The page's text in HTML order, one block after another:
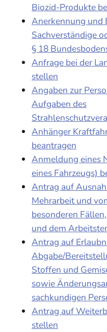
Biozid-Produkte
Anerkennung und
Sachverständige
§ 18
Anfrage bei der
stellen
Angaben zur
Aufgaben des
Anhänger
beantragen
Anmeldung eines
eines Fahrzeugs)
Antrag auf
Mehrarbeit und
besonderen
und dem
Antrag auf
Abgabe/
Stoffen und
sowie
sachkundigen
Antrag auf
stellen